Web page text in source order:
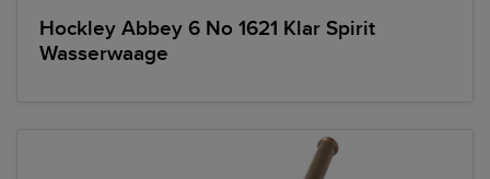
Hockley Abbey 6 No 1621 Klar Spirit
Wasserwaage